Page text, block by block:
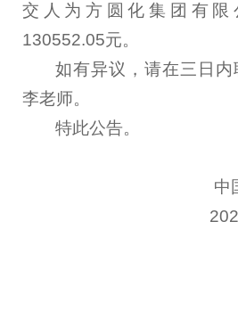
交人为方圆化集团有限
130552.05元。
如有异议，请在三日
李老师。
特此公告。
中国医学
2024年12